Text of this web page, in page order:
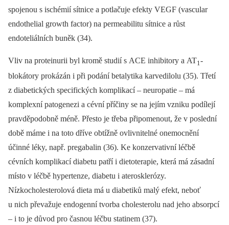
spojenou s ischémií sítnice a potlačuje efekty VEGF (vascular
endothelial growth factor) na permeabilitu sítnice a růst
endoteliálních buněk (34).
Vliv na proteinurii byl kromě studií s ACE inhibitory a AT1 -
blokátory prokázán i při podání betalytika karvedilolu (35). Třetí
z diabetických specifických komplikací –⁠ neuropatie –⁠ má
komplexní patogenezi a cévní příčiny se na jejím vzniku podílejí
pravděpodobně méně. Přesto je třeba připomenout, že v poslední
době máme i na toto dříve obtížně ovlivnitelné onemocnění
účinné léky, např. pregabalin (36). Ke konzervativní léčbě
cévních komplikací diabetu patří i dietoterapie, která má zásadní
místo v léčbě hypertenze, diabetu i aterosklerózy.
Nízkocholesterolová dieta má u diabetiků malý efekt, neboť
u nich převažuje endogenní tvorba cholesterolu nad jeho absorpcí
–⁠ i to je důvod pro časnou léčbu statinem (37).